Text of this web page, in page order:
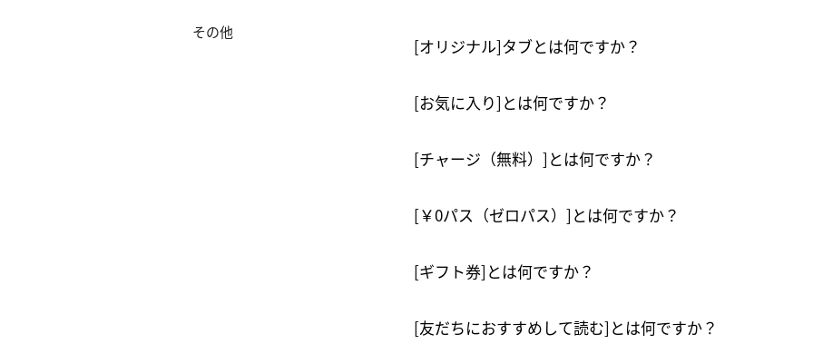
その他
[オリジナル]タブとは何ですか？
[お気に入り]とは何ですか？
[チャージ（無料）]とは何ですか？
[￥0パス（ゼロパス）]とは何ですか？
[ギフト券]とは何ですか？
[友だちにおすすめして読む]とは何ですか？